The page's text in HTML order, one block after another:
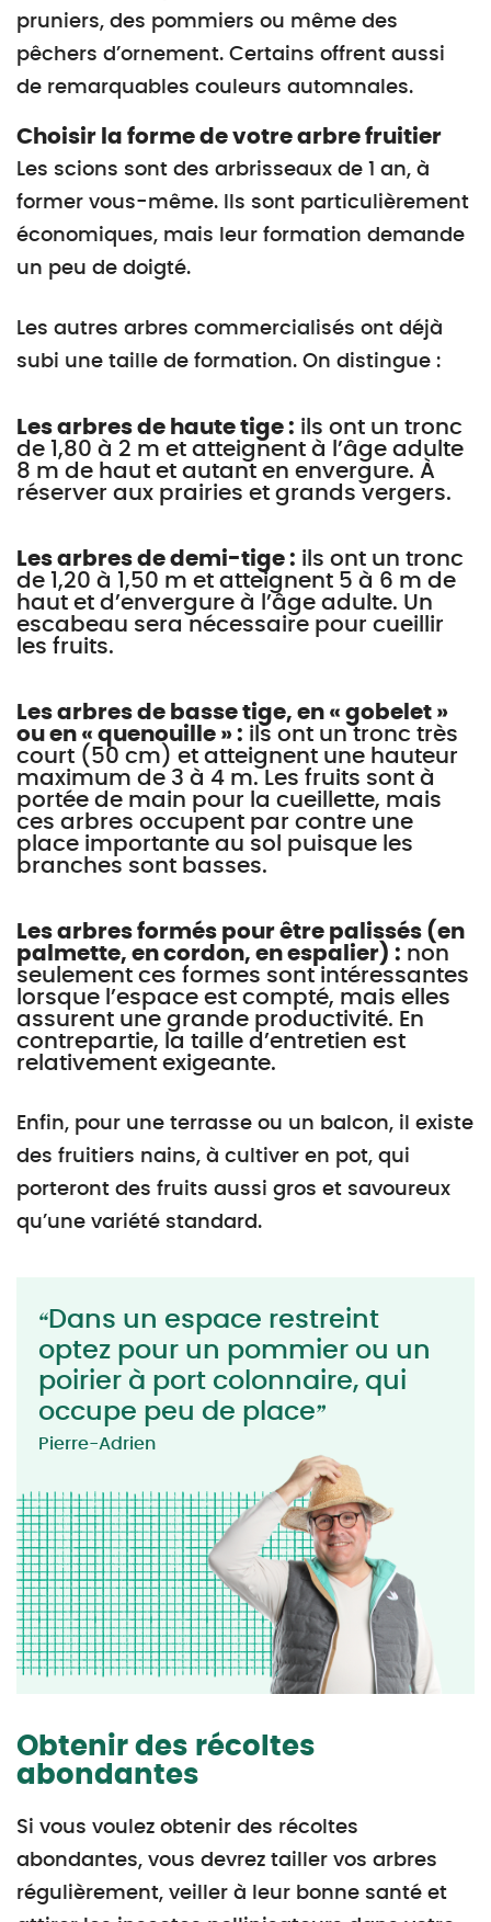
pruniers, des pommiers ou même des
pêchers d’ornement. Certains offrent aussi
de remarquables couleurs automnales.
Choisir la forme de votre arbre fruitier
Les scions sont des arbrisseaux de 1 an, à
former vous-même. Ils sont particulièrement
économiques, mais leur formation demande
un peu de doigté.
Les autres arbres commercialisés ont déjà
subi une taille de formation. On distingue :
Les arbres de haute tige : ils ont un tronc
de 1,80 à 2 m et atteignent à l’âge adulte
8 m de haut et autant en envergure. À
réserver aux prairies et grands vergers.
Les arbres de demi-tige : ils ont un tronc
de 1,20 à 1,50 m et atteignent 5 à 6 m de
haut et d’envergure à l’âge adulte. Un
escabeau sera nécessaire pour cueillir
les fruits.
Les arbres de basse tige, en « gobelet »
ou en « quenouille » : ils ont un tronc très
court (50 cm) et atteignent une hauteur
maximum de 3 à 4 m. Les fruits sont à
portée de main pour la cueillette, mais
ces arbres occupent par contre une
place importante au sol puisque les
branches sont basses.
Les arbres formés pour être palissés (en
palmette, en cordon, en espalier) : non
seulement ces formes sont intéressantes
lorsque l’espace est compté, mais elles
assurent une grande productivité. En
contrepartie, la taille d’entretien est
relativement exigeante.
Enfin, pour une terrasse ou un balcon, il existe
des fruitiers nains, à cultiver en pot, qui
porteront des fruits aussi gros et savoureux
qu’une variété standard.
Dans un espace restreint
optez pour un pommier ou un
poirier à port colonnaire, qui
occupe peu de place
Pierre-Adrien
Obtenir des récoltes
abondantes
Si vous voulez obtenir des récoltes
abondantes, vous devrez tailler vos arbres
régulièrement, veiller à leur bonne santé et